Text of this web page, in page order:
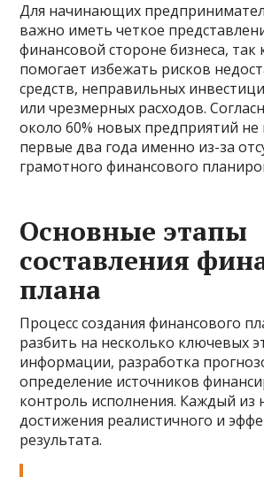
Для начинающих
важно иметь четкое
финансовой стороне бизнеса, так
помогает избежать рисков
средств, неправильных
или чрезмерных расходов.
около 60% новых предприятий
первые два года именно из-за
грамотного финансового
Основные этапы
составления
плана
Процесс создания финансового
разбить на несколько ключевых
информации, разработка
определение источников
контроль исполнения. Каждый из
достижения реалистичного и
результата.